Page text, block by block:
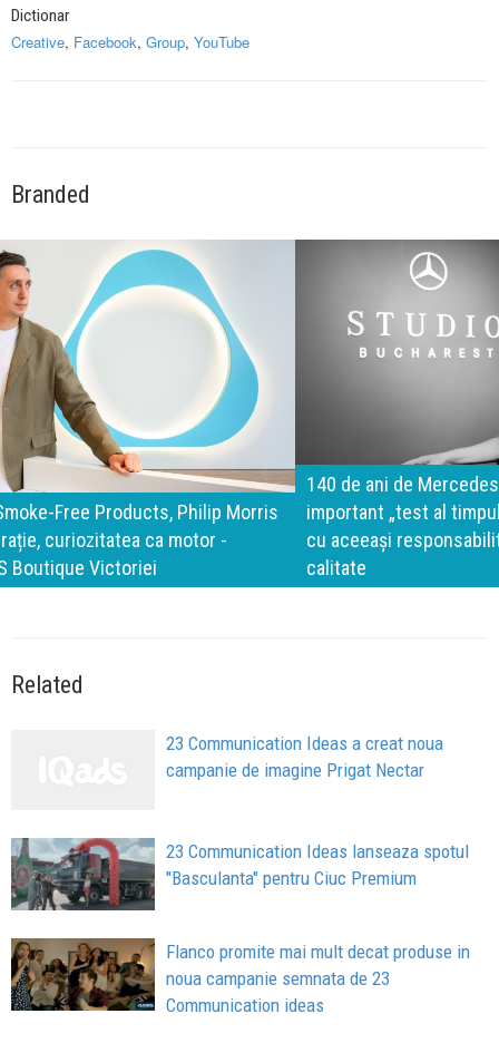
Dictionar
Creative, Facebook, Group, YouTube
Branded
140 de ani de Mercedes-Benz. Ramona Pîrlog: Cel mai
important „test al timpului” este să inovăm constant, dar
cu aceeași responsabilitate față de oameni, siguranță și
calitate
Related
23 Communication Ideas a creat noua
campanie de imagine Prigat Nectar
23 Communication Ideas lanseaza spotul
"Basculanta" pentru Ciuc Premium
Flanco promite mai mult decat produse in
noua campanie semnata de 23
Communication ideas